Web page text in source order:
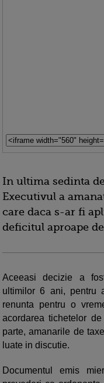
In ultima sedinta
Executivul a
care daca s-ar fi
deficitul aproape de
Aceeasi decizie a
ultimilor 6 ani, pentru
renunta pentru o
acordarea tichetelor
parte, amanarile de
luate in discutie.
Documentul emis